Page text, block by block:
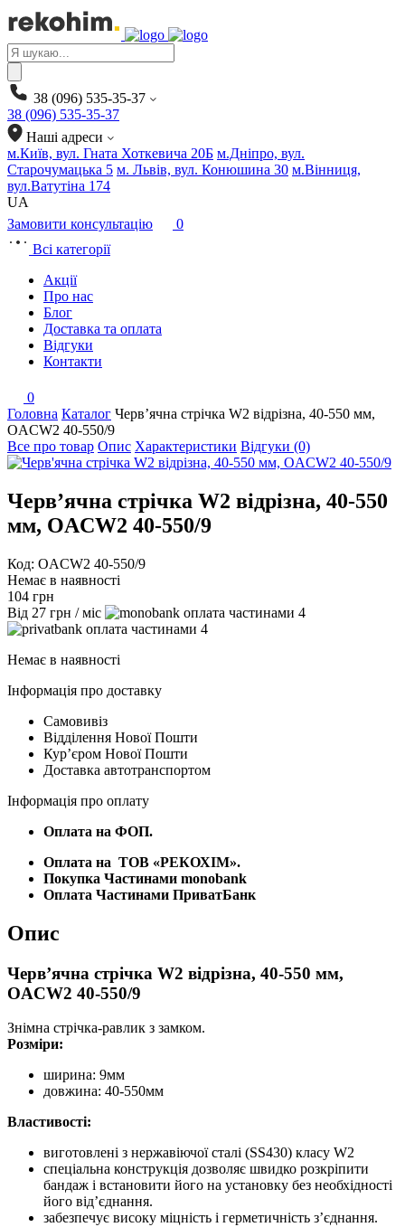
Products
search
38 (096) 535-35-37
38 (096) 535-35-37
Наші адреси
м.Київ, вул. Гната Хоткевича 20Б м.Дніпро, вул.
Старочумацька 5 м. Львів, вул. Конюшина 30 м.Вінниця,
вул.Ватутіна 174
UA
Замовити консультацію
0
Всі категорії
Акції
Про нас
Блог
Доставка та оплата
Відгуки
Контакти
0
Головна Каталог Черв’ячна стрічка W2 відрізна, 40-550 мм,
OACW2 40-550/9
Все про товар Опис Характеристики Відгуки (0)
Черв’ячна стрічка W2 відрізна, 40-550
мм, OACW2 40-550/9
Код: OACW2 40-550/9
Немає в наявності
104 грн
Від 27 грн / міс
4
4
Немає в наявності
Інформація про доставку
Самовивіз
Відділення Нової Пошти
Курʼєром Нової Пошти
Доставка автотранспортом
Інформація про оплату
Оплата на ФОП.
Оплата на ТОВ «РЕКОХІМ».
Покупка Частинами monobank
Оплата Частинами ПриватБанк
Опис
Черв’ячна стрічка W2 відрізна, 40-550 мм,
OACW2 40-550/9
Знімна стрічка-равлик з замком.
Розміри:
ширина: 9мм
довжина: 40-550мм
Властивості:
виготовлені з нержавіючої сталі (SS430) класу W2
спеціальна конструкція дозволяє швидко розкріпити
бандаж і встановити його на установку без необхідності
його від’єднання.
забезпечує високу міцність і герметичність з’єднання.